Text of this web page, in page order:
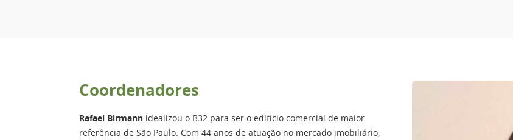
Coordenadores
Rafael Birmann idealizou o B32 para ser o edifício comercial de maior
referência de São Paulo. Com 44 anos de atuação no mercado imobiliário,